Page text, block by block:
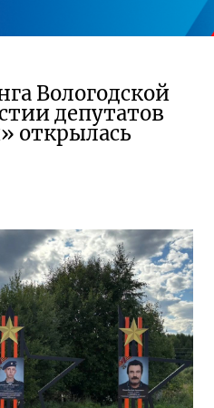
Вологодской
депутатов
открылась